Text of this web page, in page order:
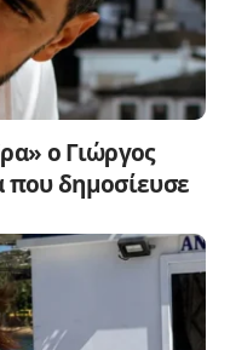
ο Γιώργος
δημοσίευσε